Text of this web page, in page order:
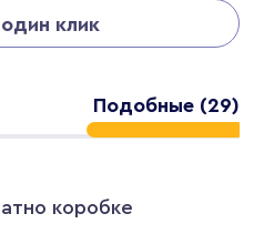
клик
Подобные (29)
коробке